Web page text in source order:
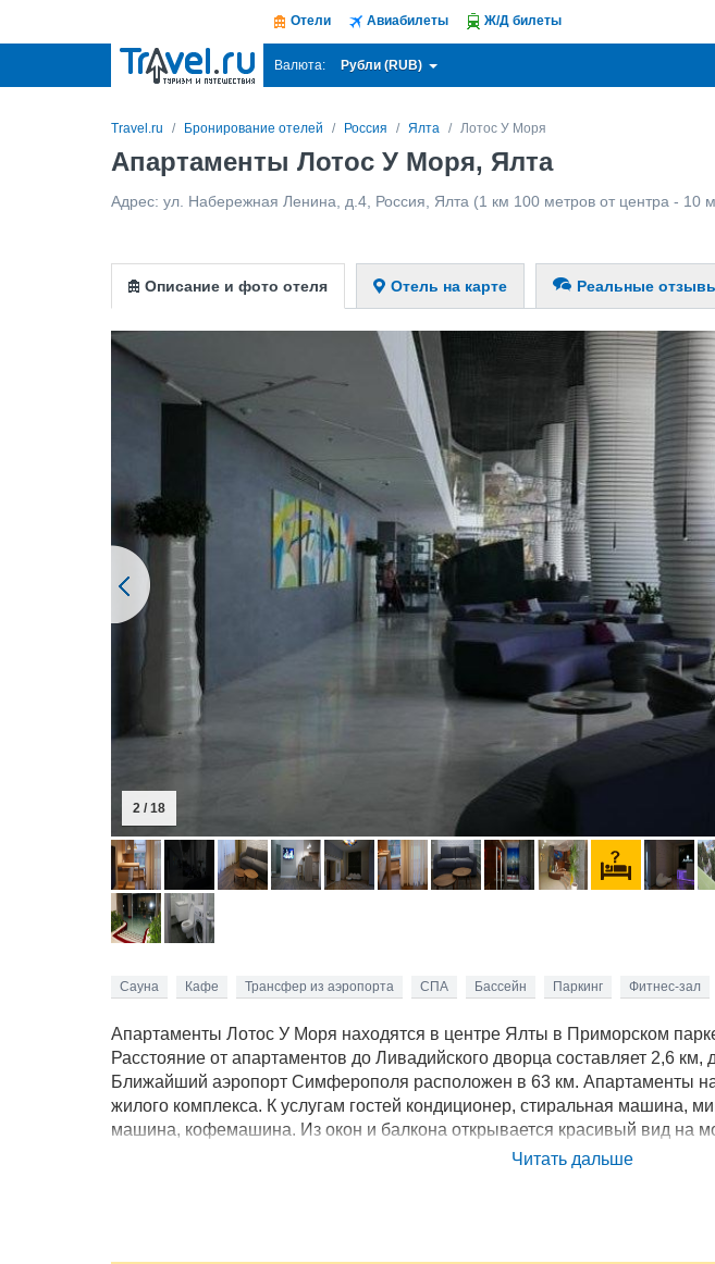
Отели Авиабилеты Ж/Д билеты
Валюта: Рубли (RUB)
Travel.ru Бронирование отелей Россия Ялта Лотос У Моря
Апартаменты Лотос У Моря, Ялта
Адрес: ул. Набережная Ленина, д.4 Россия Ялта (1 км 100 метров от центра - 10
Описание и фото отеля Отель на карте Реальные
2 / 18
Сауна Кафе Трансфер из аэропорта СПА Бассейн Паркинг Фитнес-зал
Апартаменты Лотос У Моря находятся в центре Ялты в Приморском
Расстояние от апартаментов до Ливадийского дворца составляет 2,6 км,
Ближайший аэропорт Симферополя расположен в 63 км. Апартаменты
жилого комплекса. К услугам гостей кондиционер, стиральная машина,
машина, кофемашина. Из окон и балкона открывается красивый вид на
видеонаблюдение, консьерж, лифты с личной картой доступа. В
Читать дальше